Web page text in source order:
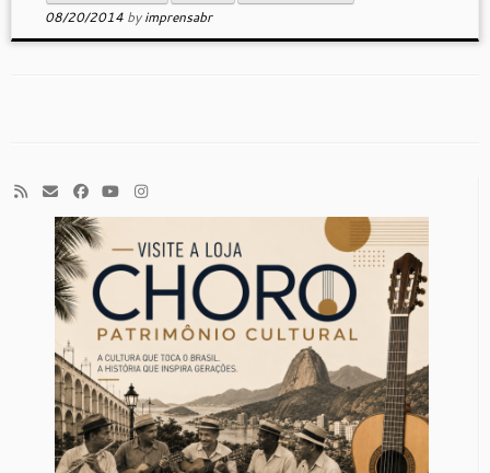
08/20/2014 byimprensabr